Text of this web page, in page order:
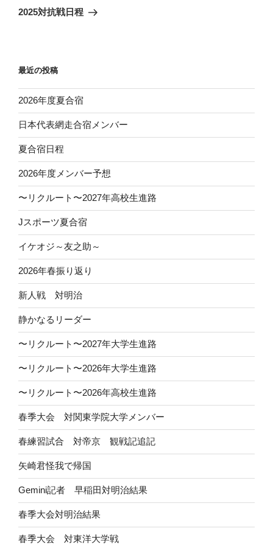
ゲ
ン
の
2025対抗戦日程
最近の投稿
2026年度夏合宿
日本代表網走合宿メンバー
夏合宿日程
2026年度メンバー予想
〜リクルート〜2027年高校生進路
Jスポーツ夏合宿
イケオジ～友之助～
2026年春振り返り
新人戦 対明治
静かなるリーダー
〜リクルート〜2027年大学生進路
〜リクルート〜2026年大学生進路
〜リクルート〜2026年高校生進路
春季大会 対関東学院大学メンバー
春練習試合 対帝京 観戦記追記
矢崎君怪我で帰国
Gemini記者 早稲田対明治結果
春季大会対明治結果
春季大会 対東洋大学戦